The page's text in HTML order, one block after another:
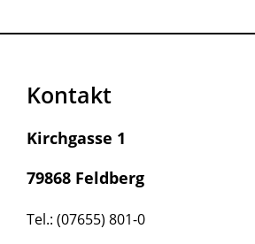
Kontakt
Kirchgasse 1
79868 Feldberg
Tel.: (07655) 801-0